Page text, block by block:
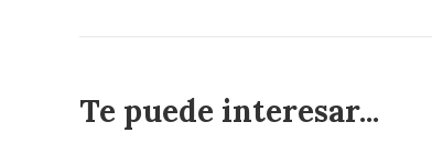
Te puede interesar...